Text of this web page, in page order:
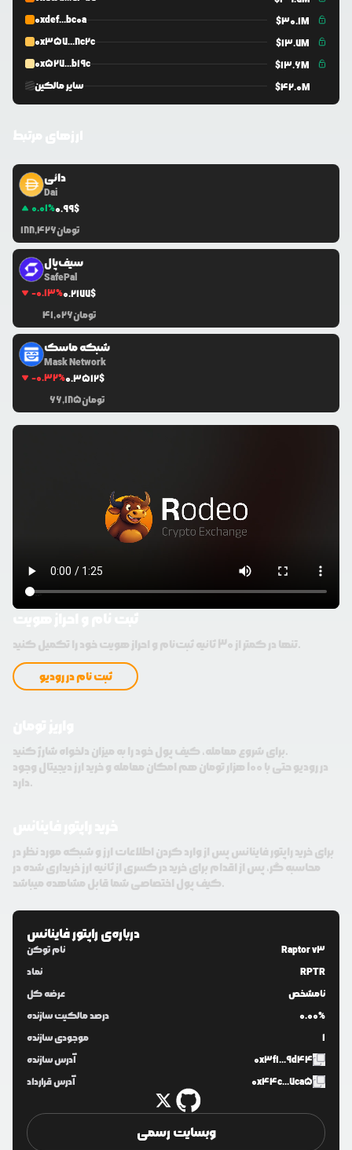
UniV2
0x4d1...dd20
PancakeV1 USDT $0
UniV2
0x39b...775a
0xdef...bc0a
$30.1M
0x357...8c2c
$13.7M
0x527...b19c
$13.6M
سایر مالکین
$42.0M
دائی
Dai
0.01%0.99$
188,426تومان
سیف‌پال
SafePal
-0.13%0.2177$
41,026تومان
شبکه ماسک
Mask Network
-0.32%0.3512$
66,185تومان
تنها در کمتر از 30 ثانیه ثبت‌نام و احراز هویت خود را تکمیل کنید.
ثبت نام در رودیو
برای شروع معامله، کیف پول خود را به میزان دلخواه شارژ کنید.
در رودیو حتی با 100 هزار تومان هم امکان معامله و خرید ارز دیجیتال وجود
دارد.
برای خرید راپتور فاینانس پس از وارد کردن اطلاعات ارز و شبکه مورد نظر در
محاسبه گر، پس از اقدام برای خرید در کسری از ثانیه ارز خریداری شده در
کیف پول اختصاصی شما قابل مشاهده میباشد.
درباره‌ی راپتور فاینانس
نام توکن
Raptor v3
نماد
RPTR
عرضه کل
نامشخص
درصد مالکیت سازنده
0.00%
موجودی سازنده
1
آدرس سازنده
0x3f1...9d44
آدرس قرارداد
0x44c...7ca5
وبسایت رسمی